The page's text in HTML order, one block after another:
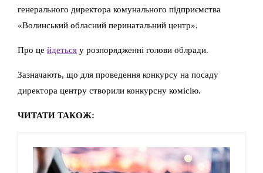
генерального директора комунального підприємства
«Волинський обласний перинатальний центр».
Про це йдеться у розпорядженні голови облради.
Зазначають, що для проведення конкурсу на посаду
директора центру створили конкурсну комісію.
ЧИТАТИ ТАКОЖ: